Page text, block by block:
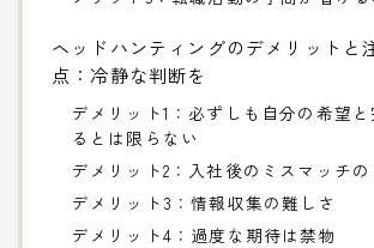
ヘッドハンティングのデメリットと
点：冷静な判断を
デメリット1：必ずしも自分の希望
るとは限らない
デメリット2：入社後のミスマッチの
デメリット3：情報収集の難しさ
デメリット4：過度な期待は禁物